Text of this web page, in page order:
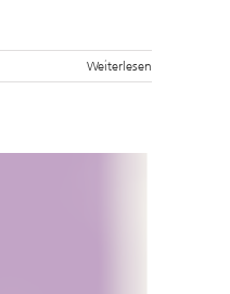
Weiterlesen